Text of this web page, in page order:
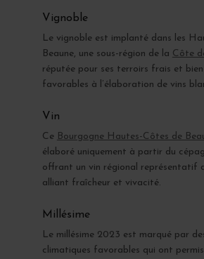
Vignoble
Le vignoble est implanté dans les
Beaune, une sous-région de la Côte
réputée pour ses terroirs frais et bien
favorables à l’élaboration de vins
Vin
Ce Bourgogne Hautes-Côtes de
élaboré uniquement à partir du
offrant un vin régional représentatif
alliant fraîcheur et vivacité.
Millésime
Le millésime 2023 est marqué par
climatiques favorables qui ont